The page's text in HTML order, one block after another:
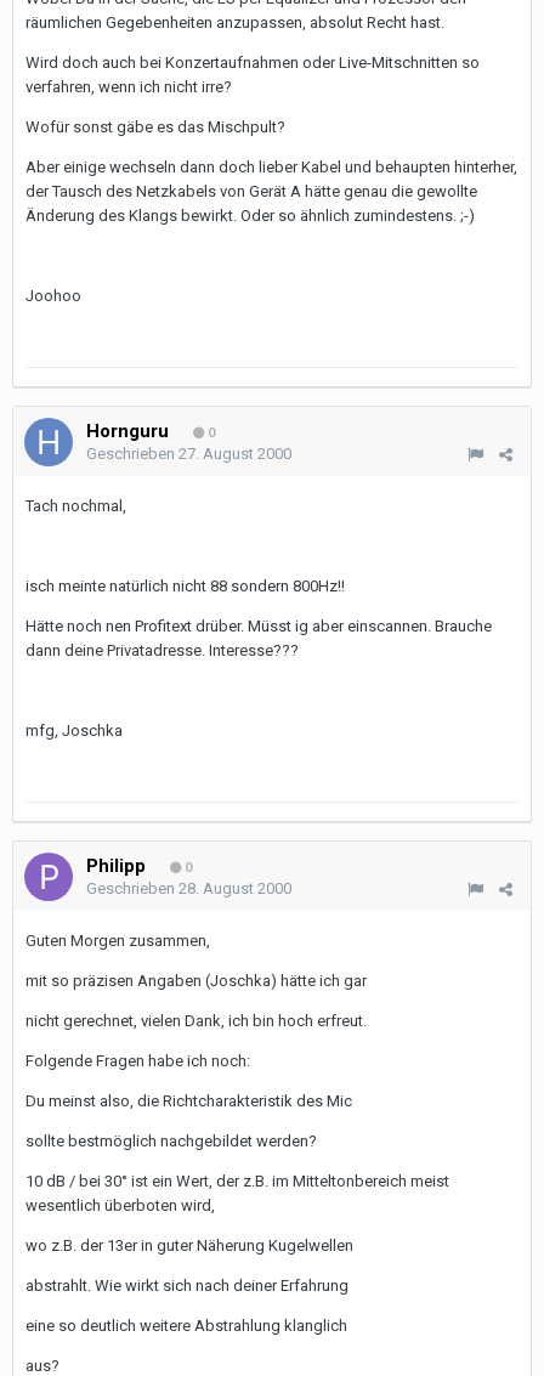
räumlichen Gegebenheiten anzupassen, absolut Recht hast.
Wird doch auch bei Konzertaufnahmen oder Live-Mitschnitten so
verfahren, wenn ich nicht irre?
Wofür sonst gäbe es das Mischpult?
Aber einige wechseln dann doch lieber Kabel und behaupten hinterher,
der Tausch des Netzkabels von Gerät A hätte genau die gewollte
Änderung des Klangs bewirkt. Oder so ähnlich zumindestens. ;-)
Joohoo
Hornguru 0
Geschrieben 27. August 2000
Tach nochmal,
isch meinte natürlich nicht 88 sondern 800Hz!!
Hätte noch nen Profitext drüber. Müsst ig aber einscannen. Brauche
dann deine Privatadresse. Interesse???
mfg, Joschka
Philipp 0
Geschrieben 28. August 2000
Guten Morgen zusammen,
mit so präzisen Angaben (Joschka) hätte ich gar
nicht gerechnet, vielen Dank, ich bin hoch erfreut.
Folgende Fragen habe ich noch:
Du meinst also, die Richtcharakteristik des Mic
sollte bestmöglich nachgebildet werden?
10 dB / bei 30° ist ein Wert, der z.B. im Mitteltonbereich meist
wesentlich überboten wird,
wo z.B. der 13er in guter Näherung Kugelwellen
abstrahlt. Wie wirkt sich nach deiner Erfahrung
eine so deutlich weitere Abstrahlung klanglich
aus?